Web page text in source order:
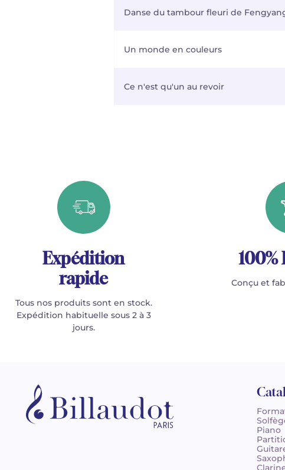
Danse du tambour fleuri de
Un monde en couleurs
Ce n'est qu'un au revoir
Expédition
rapide
Tous nos produits sont en stock.
Expédition habituelle sous 2 à 3
jours.
100%
Conçu et
Piano